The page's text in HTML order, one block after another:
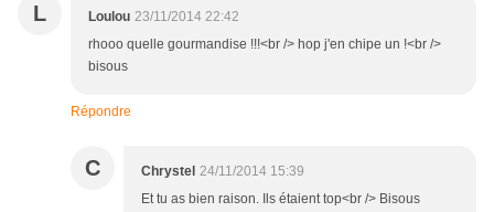
L Loulou 23/11/2014 22:42
rhooo quelle gourmandise !!!<br /> hop j'en chipe un !<br />
bisous
Répondre
C Chrystel 24/11/2014 15:39
Et tu as bien raison. Ils étaient top<br /> Bisous